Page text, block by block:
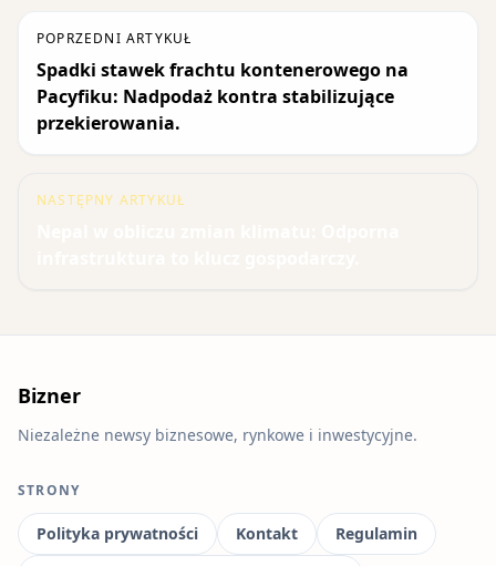
POPRZEDNI ARTYKUŁ
Spadki stawek frachtu kontenerowego na
Pacyfiku: Nadpodaż kontra stabilizujące
przekierowania.
NASTĘPNY ARTYKUŁ
Bizner
Niezależne newsy biznesowe, rynkowe i inwestycyjne.
STRONY
Polityka prywatności Kontakt
Regulamin